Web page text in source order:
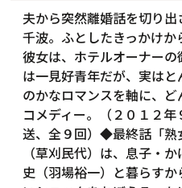
夫から突然離婚話を切り
千波。ふとしたきっかけ
彼女は、ホテルオーナー
は一見好青年だが、実は
のかなロマンスを軸に、
コメディー。（２０１２
送、全９回）◆最終話「熟
（草刈民代）は、息子・
史（羽場裕一）と暮らす